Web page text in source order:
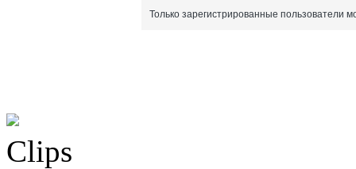
Только зарегистрированные пользователи
Clips